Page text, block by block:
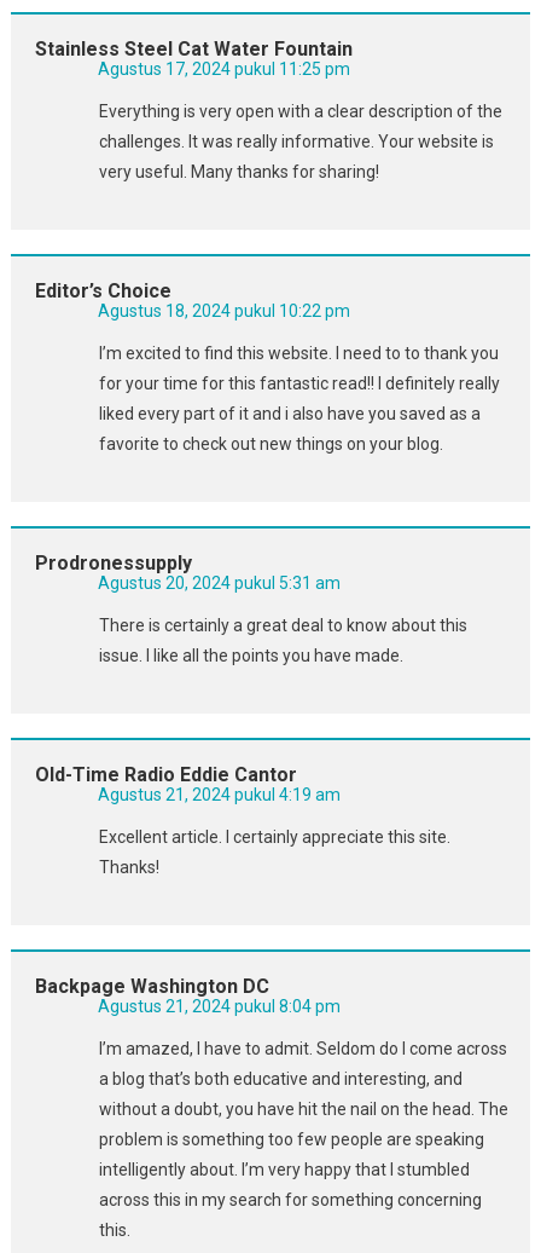
Stainless Steel Cat Water Fountain
Agustus 17, 2024 pukul 11:25 pm
Everything is very open with a clear description of the
challenges. It was really informative. Your website is
very useful. Many thanks for sharing!
Editor’s Choice
Agustus 18, 2024 pukul 10:22 pm
I’m excited to find this website. I need to to thank you
for your time for this fantastic read!! I definitely really
liked every part of it and i also have you saved as a
favorite to check out new things on your blog.
Prodronessupply
Agustus 20, 2024 pukul 5:31 am
There is certainly a great deal to know about this
issue. I like all the points you have made.
Old-Time Radio Eddie Cantor
Agustus 21, 2024 pukul 4:19 am
Excellent article. I certainly appreciate this site.
Thanks!
Backpage Washington DC
Agustus 21, 2024 pukul 8:04 pm
I’m amazed, I have to admit. Seldom do I come across
a blog that’s both educative and interesting, and
without a doubt, you have hit the nail on the head. The
problem is something too few people are speaking
intelligently about. I’m very happy that I stumbled
across this in my search for something concerning
this.